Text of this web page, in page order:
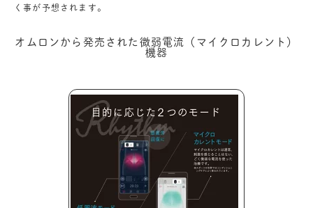
く事が予想されます。
オムロンから発売された微弱電流（マイクロカレント）
機器